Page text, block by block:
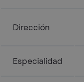
Dirección
Especialidad